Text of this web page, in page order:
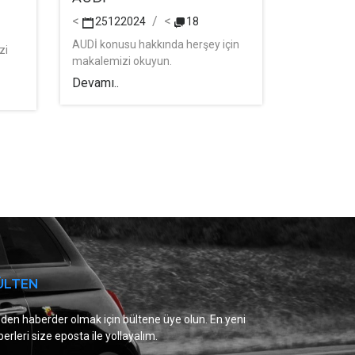
<
25122024 <
18
AUDİ konusu hakkında herşey için
makalemizi okuyun.
Devamı..
haberder olmak için bültene üye olun. En yeni
size eposta ile yollayalım.